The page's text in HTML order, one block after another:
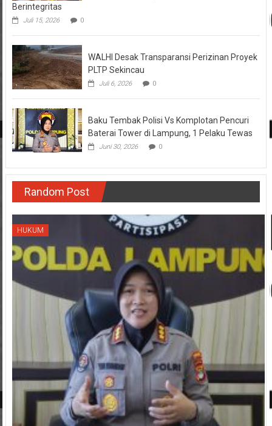
Berintegritas
Juli 15, 2026 0
WALHI Desak Transparansi Perizinan Proyek
PLTP Sekincau
Juli 6, 2026 0
Baku Tembak Polisi Vs Komplotan Pencuri
Baterai Tower di Lampung, 1 Pelaku Tewas
Juni 30, 2026 0
Random Post
HUKUM